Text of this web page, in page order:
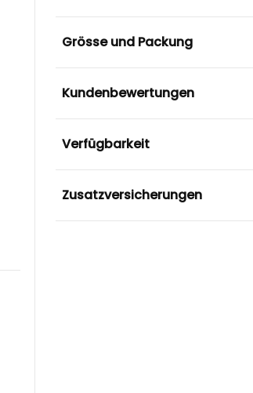
Grösse und Packung
Kundenbewertungen
Verfügbarkeit
Zusatzversicherungen